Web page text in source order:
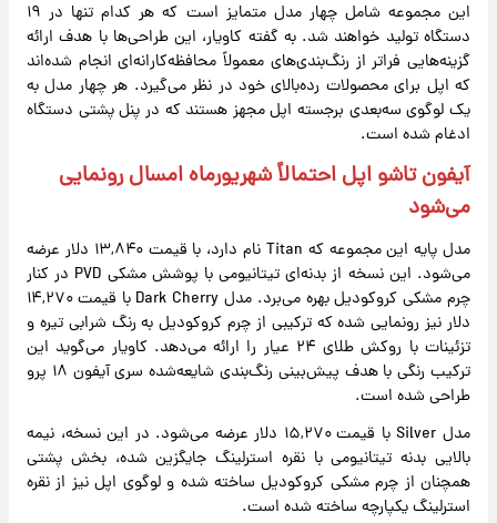
این مجموعه شامل چهار مدل متمایز است که هر کدام تنها در ۱۹
دستگاه تولید خواهند شد. به گفته کاویار، این طراحی‌ها با هدف ارائه
گزینه‌هایی فراتر از رنگ‌بندی‌های معمولاً محافظه‌کارانه‌ای انجام شده‌اند
که اپل برای محصولات رده‌بالای خود در نظر می‌گیرد. هر چهار مدل به
یک لوگوی سه‌بعدی برجسته اپل مجهز هستند که در پنل پشتی دستگاه
ادغام شده است.
آیفون تاشو اپل احتمالاً شهریورماه امسال رونمایی
می‌شود
مدل پایه این مجموعه که Titan نام دارد، با قیمت ۱۳,۸۴۰ دلار عرضه
می‌شود. این نسخه از بدنه‌ای تیتانیومی با پوشش مشکی PVD در کنار
چرم مشکی کروکودیل بهره می‌برد. مدل Dark Cherry با قیمت ۱۴,۲۷۰
دلار نیز رونمایی شده که ترکیبی از چرم کروکودیل به رنگ شرابی تیره و
تزئینات با روکش طلای ۲۴ عیار را ارائه می‌دهد. کاویار می‌گوید این
ترکیب رنگی با هدف پیش‌بینی رنگ‌بندی شایعه‌شده سری آیفون ۱۸ پرو
طراحی شده است.
مدل Silver با قیمت ۱۵,۲۷۰ دلار عرضه می‌شود. در این نسخه، نیمه
بالایی بدنه تیتانیومی با نقره استرلینگ جایگزین شده، بخش پشتی
همچنان از چرم مشکی کروکودیل ساخته شده و لوگوی اپل نیز از نقره
استرلینگ یکپارچه ساخته شده است.